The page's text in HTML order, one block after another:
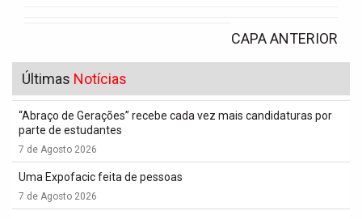
CAPA ANTERIOR
Últimas Notícias
“Abraço de Gerações” recebe cada vez mais candidaturas por
parte de estudantes
7 de Agosto 2026
Uma Expofacic feita de pessoas
7 de Agosto 2026